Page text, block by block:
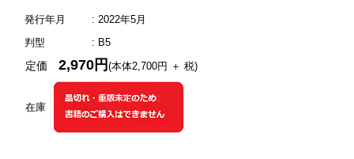
発行年月
: 2022年5月
判型
: B5
在庫
定価2,970円(本体2,700円 ＋ 税)